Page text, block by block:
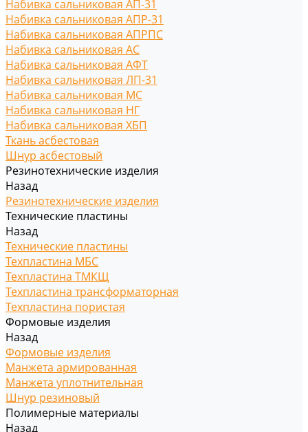
Набивка сальниковая АП-31
Набивка сальниковая АПР-31
Набивка сальниковая АПРПС
Набивка сальниковая АС
Набивка сальниковая АФТ
Набивка сальниковая ЛП-31
Набивка сальниковая МС
Набивка сальниковая НГ
Набивка сальниковая ХБП
Ткань асбестовая
Шнур асбестовый
Резинотехнические изделия
Назад
Резинотехнические изделия
Технические пластины
Назад
Технические пластины
Техпластина МБС
Техпластина ТМКЩ
Техпластина трансформаторная
Техпластина пористая
Формовые изделия
Назад
Формовые изделия
Манжета армированная
Манжета уплотнительная
Шнур резиновый
Полимерные материалы
Назад